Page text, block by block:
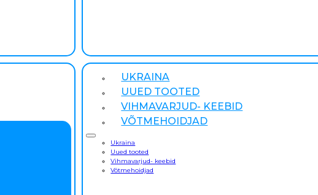
UKRAINA
UUED TOOTED
VIHMAVARJUD- KEEBID
VÕTMEHOIDJAD
Ukraina
Uued tooted
Vihmavarjud- keebid
Võtmehoidjad